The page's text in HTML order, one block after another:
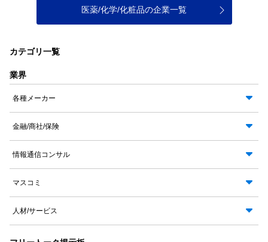
医薬/化学/化粧品の企業一覧
カテゴリ一覧
業界
各種メーカー
金融/商社/保険
情報通信コンサル
マスコミ
人材/サービス